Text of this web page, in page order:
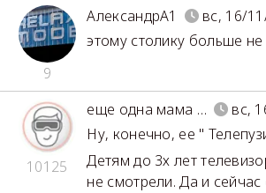
9
АлександрА1
вс, 16/
этому столику больше
10125
еще одна мама …
вс,
Ну, конечно, ее "
Детям до 3х лет
не смотрели. Да и